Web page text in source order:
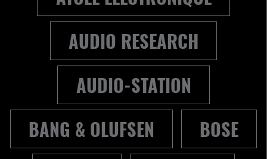
AUDIO RESEARCH
AUDIO-STATION
BANG & OLUFSEN
BOSE